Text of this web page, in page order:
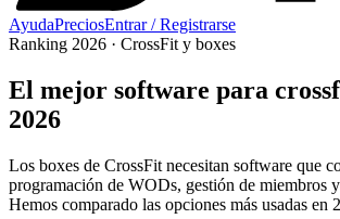
AyudaPreciosEntrar / Registrarse
Ranking 2026 · CrossFit y boxes
El mejor software para
2026
Los boxes de CrossFit necesitan software que
programación de WODs, gestión de miembros
Hemos comparado las opciones más usadas en